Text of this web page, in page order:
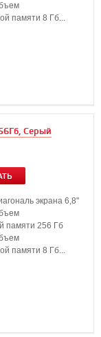
памяти 8 Гб...
Серый
экрана 6,8"
памяти 256 Гб
памяти 8 Гб...